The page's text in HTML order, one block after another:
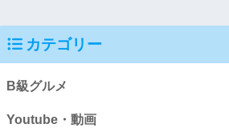
カテゴリー
B級グルメ
Youtube・動画